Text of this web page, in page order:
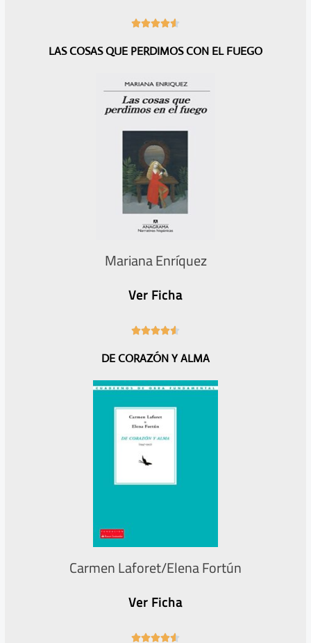

6
LAS COSAS QUE PERDIMOS CON EL FUEGO
Mariana Enríquez
Ver Ficha

6
5
DE CORAZÓN Y ALMA
Carmen Laforet/Elena Fortún
Ver Ficha
